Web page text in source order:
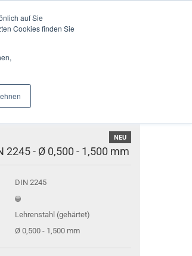
auf Sie
Cookies finden Sie
NEU
2245 - Ø 0,500 - 1,500 mm
DIN 2245
Lehrenstahl (gehärtet)
Ø 0,500 - 1,500 mm